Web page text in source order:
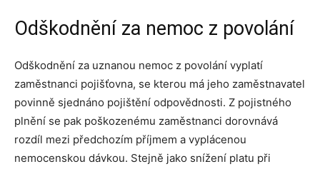
Odškodnění za nemoc z povolání
Odškodnění za uznanou nemoc z povolání vyplatí
zaměstnanci pojišťovna, se kterou má jeho zaměstnavatel
povinně sjednáno pojištění odpovědnosti. Z pojistného
plnění se pak poškozenému zaměstnanci dorovnává
rozdíl mezi předchozím příjmem a vyplácenou
nemocenskou dávkou. Stejně jako snížení platu při